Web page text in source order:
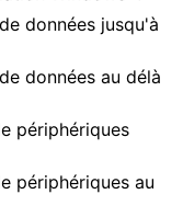
données jusqu'à
données au délà
périphériques
périphériques au